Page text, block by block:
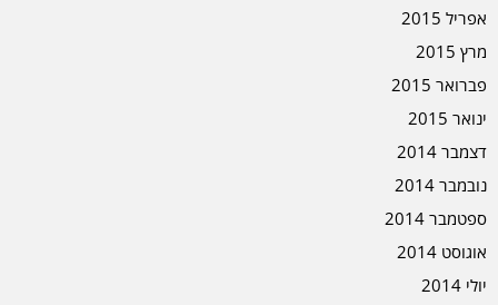
אפריל 2015
מרץ 2015
פברואר 2015
ינואר 2015
דצמבר 2014
נובמבר 2014
ספטמבר 2014
אוגוסט 2014
יולי 2014